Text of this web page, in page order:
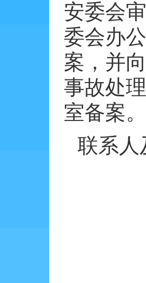
安委会
委会办
案，并
事故处
室备案。
联系人